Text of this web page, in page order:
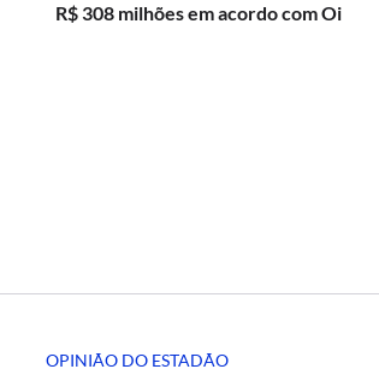
R$ 308 milhões em acordo com Oi
OPINIÃO DO ESTADÃO